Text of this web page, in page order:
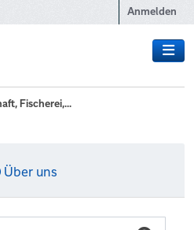
Anmelden
Fischerei,...
Über uns